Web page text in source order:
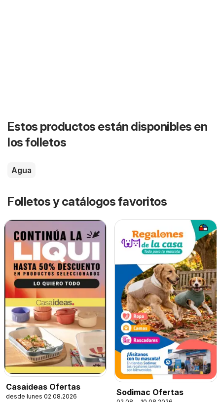
Estos productos están disponibles en
los folletos
Agua
Folletos y catálogos favoritos
Casaideas Ofertas
desde lunes 02.08.2026 Sodimac Ofertas